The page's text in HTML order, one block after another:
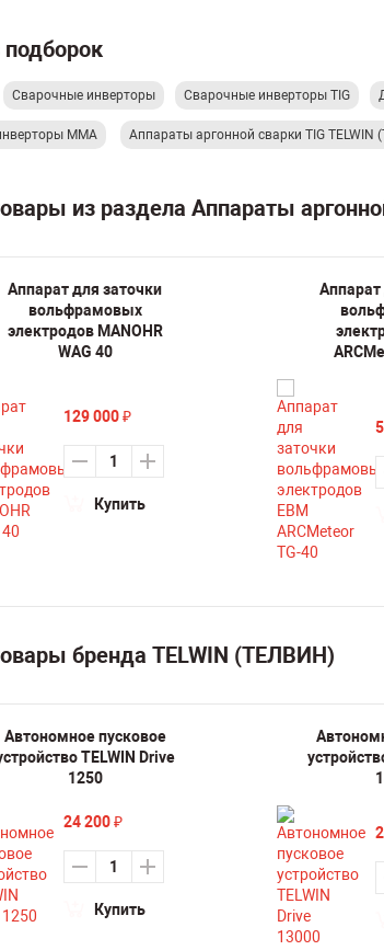
подборок
Сварочные инверторы Сварочные инверторы TIG
ММА Аппараты аргонной сварки TIG TELWIN
из раздела Аппараты
Аппарат для заточки
вольфрамовых
электродов MANOHR
WAG 40
129 000 ₽
Купить
Аппарат
бренда TELWIN (ТЕЛВИН)
Автономное пусковое
TELWIN Drive
1250
24 200 ₽
Купить